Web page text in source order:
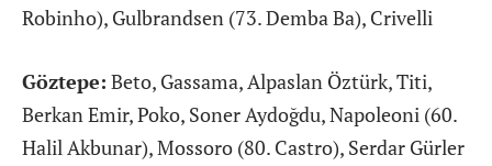
Robinho), Gulbrandsen (73. Demba Ba), Crivelli
Göztepe: Beto, Gassama, Alpaslan Öztürk, Titi,
Berkan Emir, Poko, Soner Aydoğdu, Napoleoni (60.
Halil Akbunar), Mossoro (80. Castro), Serdar Gürler